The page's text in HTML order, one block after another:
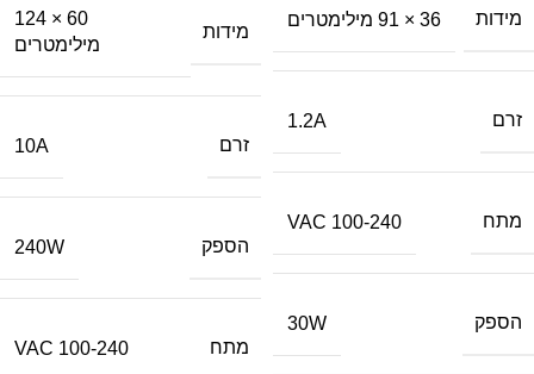
מידות 36 × 91 מילימטרים
זרם 1.2A
מתח 100-240 VAC
הספק 30W
מידות
60 × 124
מילימטרים
זרם 10A
הספק 240W
מתח 100-240 VAC